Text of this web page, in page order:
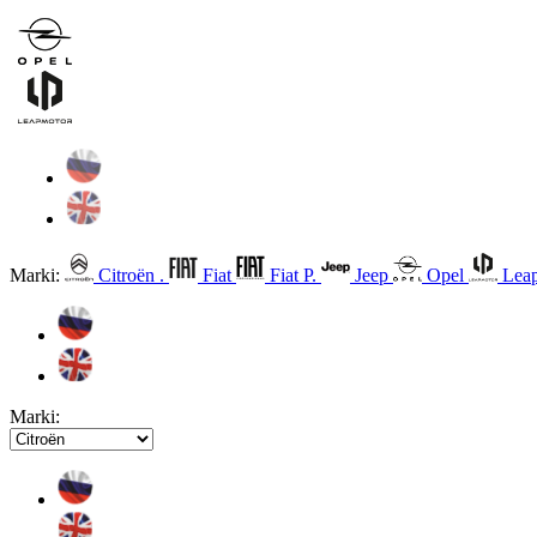
Marki: Citroën . Fiat Fiat P. Jeep Opel
Marki: